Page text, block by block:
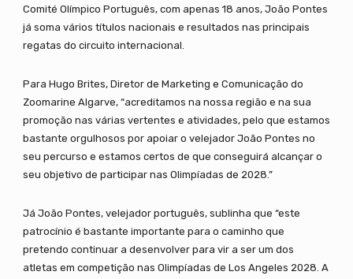
Comité Olímpico Português, com apenas 18 anos, João Pontes
já soma vários títulos nacionais e resultados nas principais
regatas do circuito internacional.
Para Hugo Brites, Diretor de Marketing e Comunicação do
Zoomarine Algarve, “acreditamos na nossa região e na sua
promoção nas várias vertentes e atividades, pelo que estamos
bastante orgulhosos por apoiar o velejador João Pontes no
seu percurso e estamos certos de que conseguirá alcançar o
seu objetivo de participar nas Olimpíadas de 2028.”
Já João Pontes, velejador português, sublinha que “este
patrocínio é bastante importante para o caminho que
pretendo continuar a desenvolver para vir a ser um dos
atletas em competição nas Olimpíadas de Los Angeles 2028. A